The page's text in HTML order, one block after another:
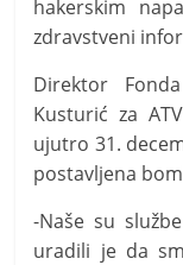
h
v
i
j
e
s
t
hakerskim
zdravstveni
Direktor
Kusturić za
ujutro 31.
postavljena
-Naše su
uradili je da